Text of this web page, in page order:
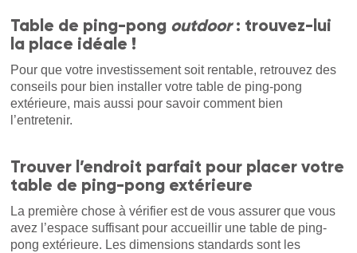
Table de ping-pong outdoor: trouvez-lui
la place idéale !
Pour que votre investissement soit rentable, retrouvez des
conseils pour bien installer votre table de ping-pong
extérieure, mais aussi pour savoir comment bien
l’entretenir.
Trouver l’endroit parfait pour placer votre
table de ping-pong extérieure
La première chose à vérifier est de vous assurer que vous
avez l’espace suffisant pour accueillir une table de ping-
pong extérieure. Les dimensions standards sont les